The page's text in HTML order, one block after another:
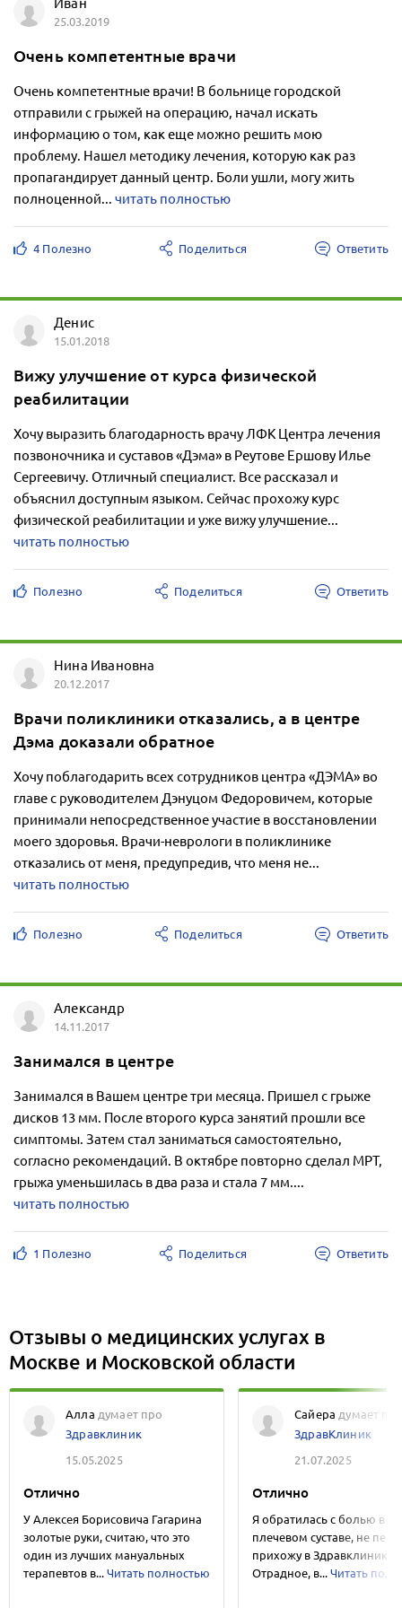
Иван
25.03.2019
Очень компетентные врачи
Очень компетентные врачи! В больнице городской
отправили с грыжей на операцию, начал искать
информацию о том, как еще можно решить мою
проблему. Нашел методику лечения, которую как раз
пропагандирует данный центр. Боли ушли, могу жить
полноценной... читать полностью
4 Полезно Поделиться Ответить
Денис
15.01.2018
Вижу улучшение от курса физической
реабилитации
Хочу выразить благодарность врачу ЛФК Центра лечения
позвоночника и суставов «Дэма» в Реутове Ершову Илье
Сергеевичу. Отличный специалист. Все рассказал и
объяснил доступным языком. Сейчас прохожу курс
физической реабилитации и уже вижу улучшение...
читать полностью
Полезно Поделиться Ответить
Нина Ивановна
20.12.2017
Врачи поликлиники отказались, а в центре
Дэма доказали обратное
Хочу поблагодарить всех сотрудников центра «ДЭМА» во
главе с руководителем Дэнуцом Федоровичем, которые
принимали непосредственное участие в восстановлении
моего здоровья. Врачи-неврологи в поликлинике
отказались от меня, предупредив, что меня не...
читать полностью
Полезно Поделиться Ответить
Александр
14.11.2017
Занимался в центре
Занимался в Вашем центре три месяца. Пришел с грыже
дисков 13 мм. После второго курса занятий прошли все
симптомы. Затем стал заниматься самостоятельно,
согласно рекомендаций. В октябре повторно сделал МРТ,
грыжа уменьшилась в два раза и стала 7 мм....
читать полностью
1 Полезно Поделиться Ответить
Отзывы о медицинских услугах в
Москве и Московской области
Алла думает про
Здравклиник
15.05.2025
Отлично
У Алексея Борисовича Гагарина
золотые руки, считаю, что это
один из лучших мануальных
терапевтов в...Читать полностью
Сайера думает
ЗдравКлиник
21.07.2025
Отлично
Я обратилась с болью в
плечевом суставе, не
прихожу в Здравклиник в
Отрадное, в...Читать